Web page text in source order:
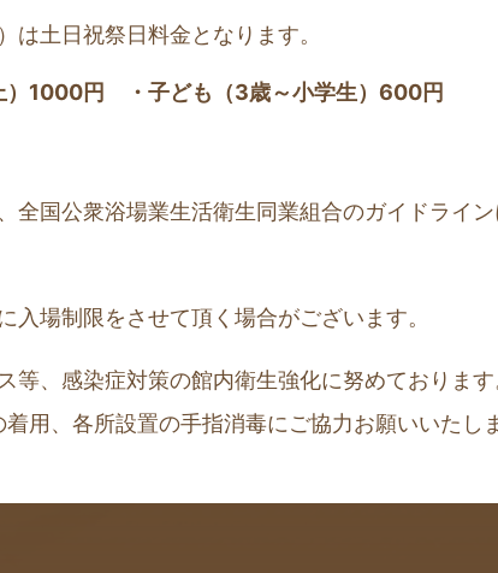
は土日祝祭日料金となります。
）1000円 ・子ども（3歳～小学生）600円
全国公衆浴場業生活衛生同業組合のガイドライ
入場制限をさせて頂く場合がございます。
等、感染症対策の館内衛生強化に努めておりま
用、各所設置の手指消毒にご協力お願いいたし